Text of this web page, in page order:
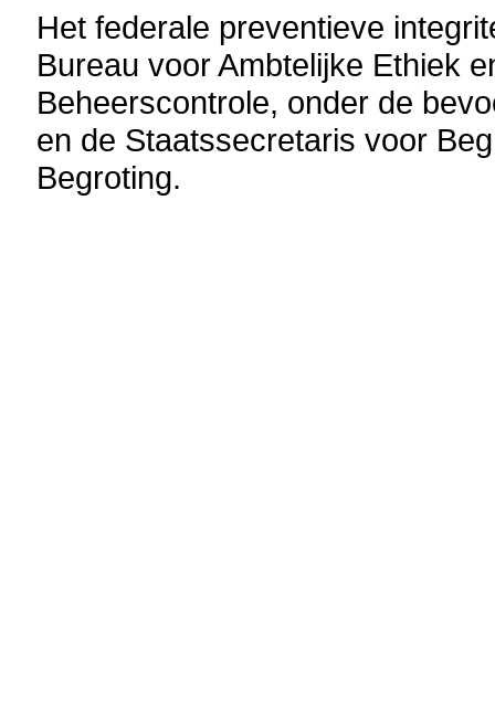
Het federale preventieve
Bureau voor Ambtelijke Ethiek
Beheerscontrole, onder de
en de Staatssecretaris voor
Begroting.